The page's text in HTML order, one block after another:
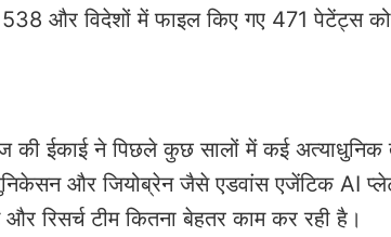
538 और विदेशों में फाइल किए गए 471 पेटेंट्स
की ईकाई ने पिछले कुछ सालों में कई
और जियोब्रेन जैसे एडवांस एजेंटिक AI
रिसर्च टीम कितना बेहतर काम कर रही है।